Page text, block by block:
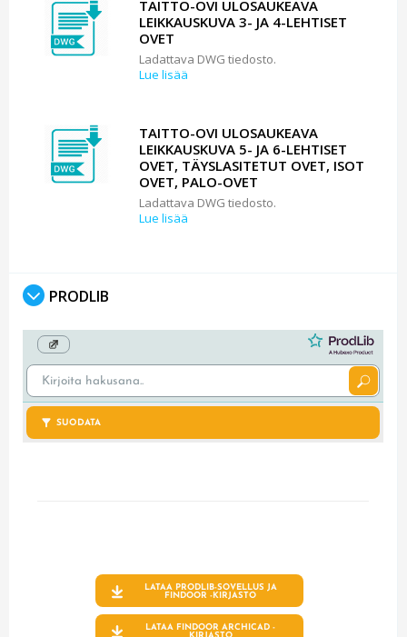
TAITTO-OVI ULOSAUKEAVA
LEIKKAUSKUVA 3- JA 4-LEHTISET
OVET
Ladattava DWG tiedosto.
Lue lisää
TAITTO-OVI ULOSAUKEAVA
LEIKKAUSKUVA 5- JA 6-LEHTISET
OVET, TÄYSLASITETUT OVET, ISOT
OVET, PALO-OVET
Ladattava DWG tiedosto.
Lue lisää
PRODLIB